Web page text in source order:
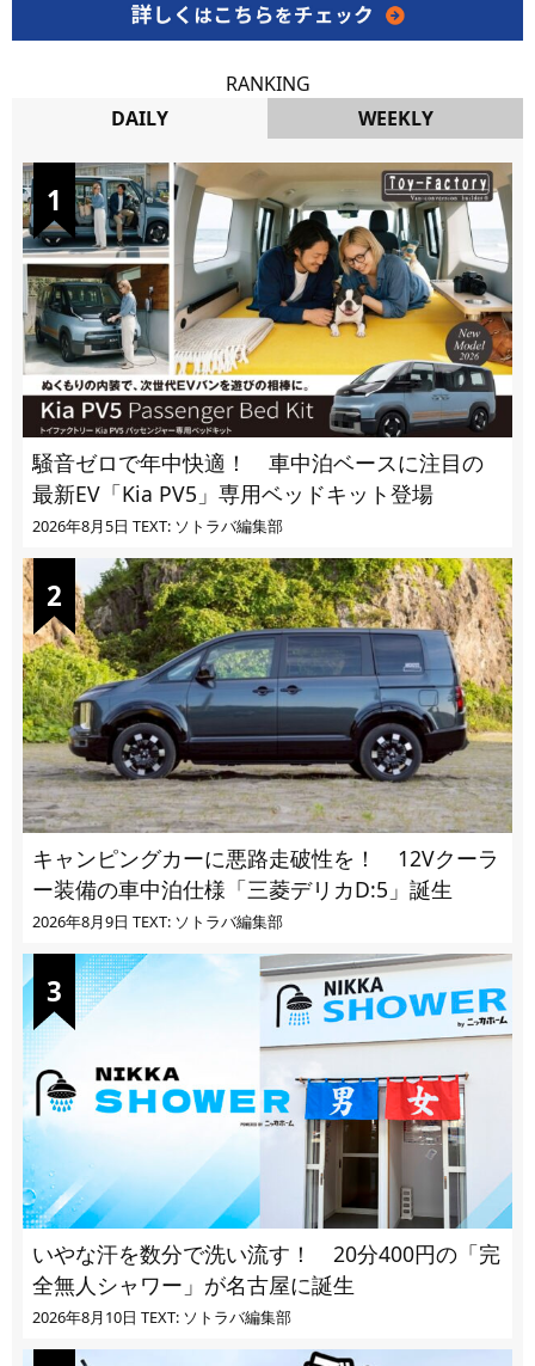
RANKING
DAILY
WEEKLY
騒音ゼロで年中快適！ 車中泊ベースに注目の
最新EV「Kia PV5」専用ベッドキット登場
2026年8月5日 TEXT: ソトラバ編集部
キャンピングカーに悪路走破性を！ 12Vクーラ
ー装備の車中泊仕様「三菱デリカD:5」誕生
2026年8月9日 TEXT: ソトラバ編集部
いやな汗を数分で洗い流す！ 20分400円の「完
全無人シャワー」が名古屋に誕生
2026年8月10日 TEXT: ソトラバ編集部